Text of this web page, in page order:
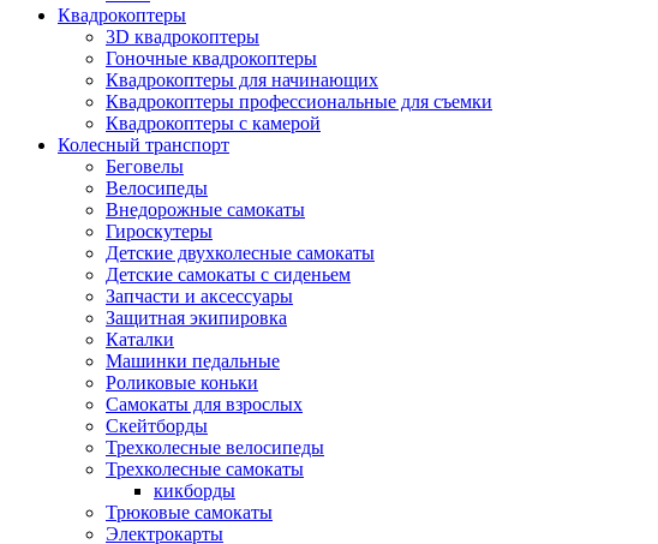
Квадрокоптеры
3D квадрокоптеры
Гоночные квадрокоптеры
Квадрокоптеры для начинающих
Квадрокоптеры профессиональные для съемки
Квадрокоптеры с камерой
Колесный транспорт
Беговелы
Велосипеды
Внедорожные самокаты
Гироскутеры
Детские двухколесные самокаты
Детские самокаты с сиденьем
Запчасти и аксессуары
Защитная экипировка
Каталки
Машинки педальные
Роликовые коньки
Самокаты для взрослых
Скейтборды
Трехколесные велосипеды
Трехколесные самокаты
кикборды
Трюковые самокаты
Электрокарты